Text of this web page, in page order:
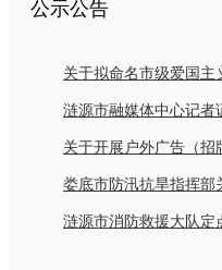
公示公告
关于拟命名市级爱国主
涟源市融媒体中心记者
涟源市消防救援大队定